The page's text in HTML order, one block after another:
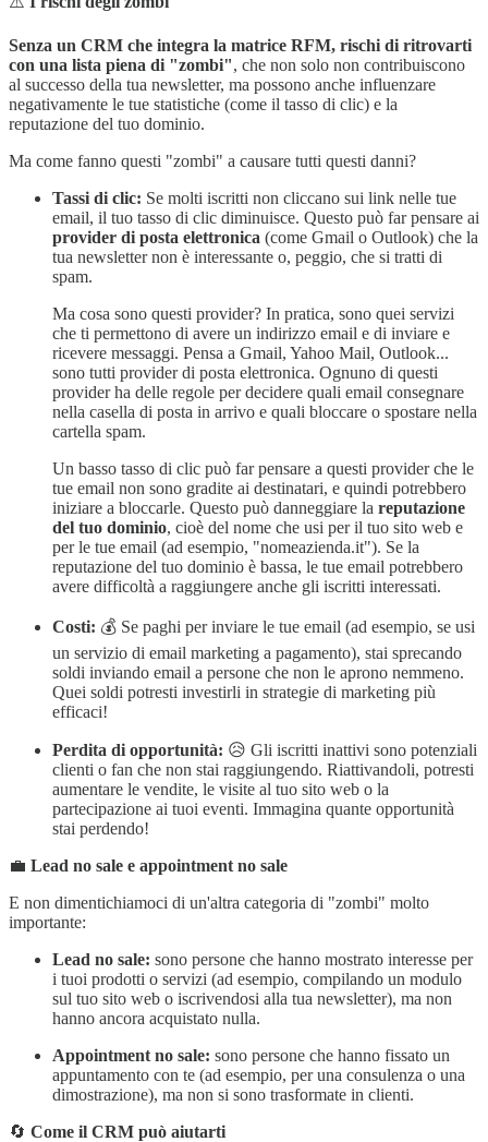
Senza un CRM che integra la matrice RFM, rischi di ritrovarti
con una lista piena di "zombi", che non solo non contribuiscono
al successo della tua newsletter, ma possono anche influenzare
negativamente le tue statistiche (come il tasso di clic) e la
reputazione del tuo dominio.
Ma come fanno questi "zombi" a causare tutti questi danni?
Tassi di clic: Se molti iscritti non cliccano sui link nelle tue
email, il tuo tasso di clic diminuisce. Questo può far pensare ai
provider di posta elettronica (come Gmail o Outlook) che la
tua newsletter non è interessante o, peggio, che si tratti di
spam.
Ma cosa sono questi provider? In pratica, sono quei servizi
che ti permettono di avere un indirizzo email e di inviare e
ricevere messaggi. Pensa a Gmail, Yahoo Mail, Outlook...
sono tutti provider di posta elettronica. Ognuno di questi
provider ha delle regole per decidere quali email consegnare
nella casella di posta in arrivo e quali bloccare o spostare nella
cartella spam.
Un basso tasso di clic può far pensare a questi provider che le
tue email non sono gradite ai destinatari, e quindi potrebbero
iniziare a bloccarle. Questo può danneggiare la reputazione
del tuo dominio, cioè del nome che usi per il tuo sito web e
per le tue email (ad esempio, "nomeazienda.it"). Se la
reputazione del tuo dominio è bassa, le tue email potrebbero
avere difficoltà a raggiungere anche gli iscritti interessati.
Costi: 💰 Se paghi per inviare le tue email (ad esempio, se usi
un servizio di email marketing a pagamento), stai sprecando
soldi inviando email a persone che non le aprono nemmeno.
Quei soldi potresti investirli in strategie di marketing più
efficaci!
Perdita di opportunità: 😥 Gli iscritti inattivi sono potenziali
clienti o fan che non stai raggiungendo. Riattivandoli, potresti
aumentare le vendite, le visite al tuo sito web o la
partecipazione ai tuoi eventi. Immagina quante opportunità
stai perdendo!
💼 Lead no sale e appointment no sale
E non dimentichiamoci di un'altra categoria di "zombi" molto
importante:
Lead no sale: sono persone che hanno mostrato interesse per
i tuoi prodotti o servizi (ad esempio, compilando un modulo
sul tuo sito web o iscrivendosi alla tua newsletter), ma non
hanno ancora acquistato nulla.
Appointment no sale: sono persone che hanno fissato un
appuntamento con te (ad esempio, per una consulenza o una
dimostrazione), ma non si sono trasformate in clienti.
🔄 Come il CRM può aiutarti